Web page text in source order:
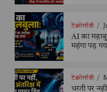
टेक्नोलॉजी /
AI का
महंगा पड़
टेक्नोलॉजी /
धरती पर